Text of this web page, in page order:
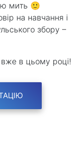
мить 🙂
на навчання і
збору –
вже в цьому році!